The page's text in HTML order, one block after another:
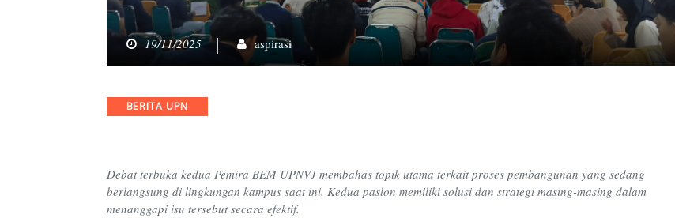
19/11/2025 aspirasi
Categories
BERITA UPN
Debat terbuka kedua Pemira BEM UPNVJ membahas topik utama terkait proses pembangunan yang sedang
berlangsung di lingkungan kampus saat ini. Kedua paslon memiliki solusi dan strategi masing-masing dalam
menanggapi isu tersebut secara efektif.